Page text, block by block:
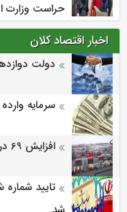
حراست وزارت
اخبار اقتصاد کلان
دولت
سرمایه وارده در
افزایش 69 درصدی صادرات ایران به نیجریه
تایید